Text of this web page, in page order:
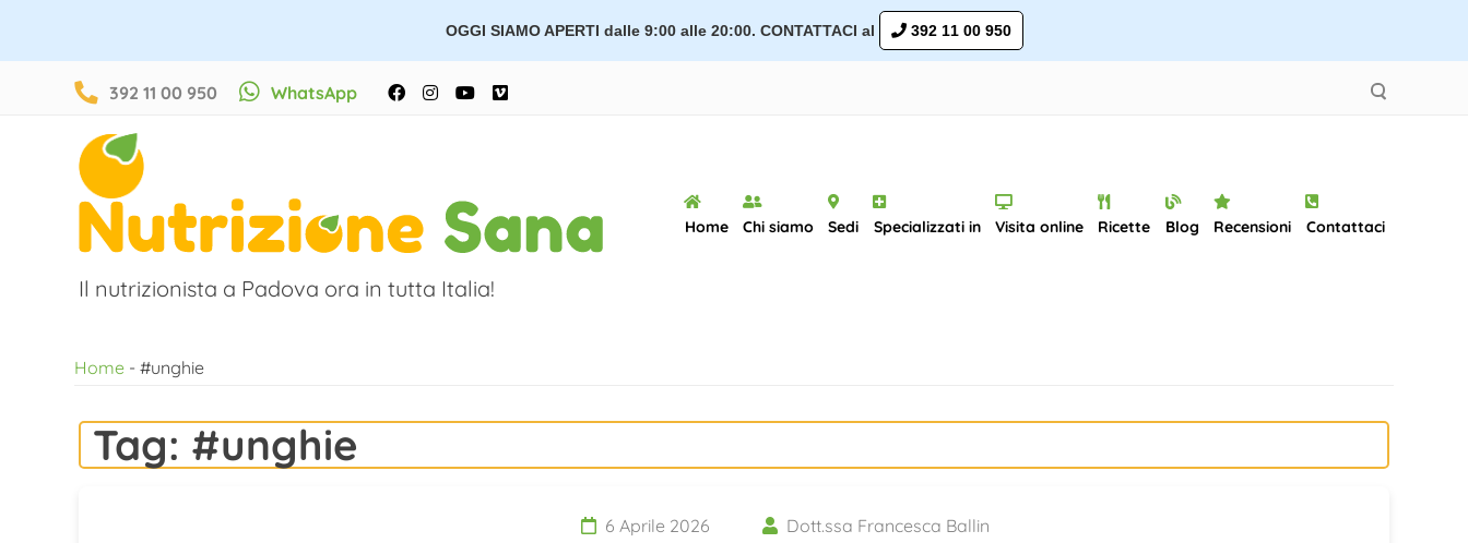
OGGI SIAMO APERTI dalle 9:00 alle 20:00. CONTATTACI al 392 11 00 950
contenuto
392 11 00 950 WhatsApp FacebookInstagram
YouTube
Vimeo
Il nutrizionista a Padova ora in tutta Italia!
Home Chi siamo Sedi Specializzati in Visita online Ricette Blog Recensioni Contattaci
Home - #unghie
Tag: #unghie
6 Aprile 2026 Dott.ssa Francesca Ballin